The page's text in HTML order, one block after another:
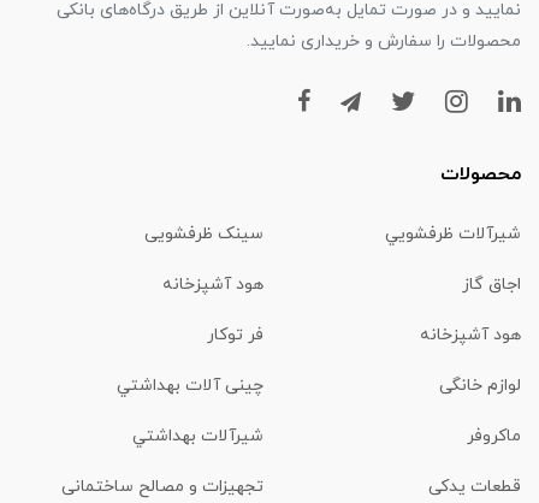
نمایید و در صورت تمایل به‌صورت آنلاین از طریق درگاه‌های بانکی
محصولات را سفارش و خریداری نمایید.
محصولات
شیرآلات ظرفشويي سینک ظرفشویی
اجاق گاز هود آشپزخانه
هود آشپزخانه فر توکار
لوازم خانگی چینی آلات بهداشتي
ماكروفر شیرآلات بهداشتي
قطعات یدکی تجهیزات و مصالح ساختمانی